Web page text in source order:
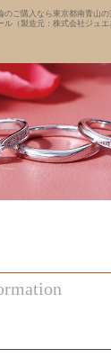
のご購入なら東京都南青山
ル（製造元：株式会社ジュ